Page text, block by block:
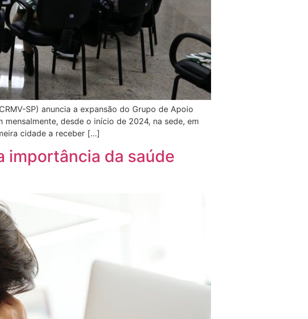
SP) anuncia a expansão do Grupo de Apoio
mensalmente, desde o início de 2024, na sede, em
cidade a receber […]
importância da saúde